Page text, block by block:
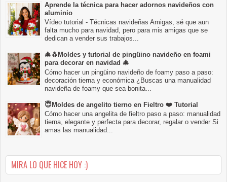
Aprende la técnica para hacer adornos navideños con
aluminio
Vídeo tutorial - Técnicas navideñas Amigas, sé que aun
falta mucho para navidad, pero para mis amigas que se
dedican a vender sus trabajos...
🎄🐧Moldes y tutorial de pingüino navideño en foami
para decorar en navidad 🎄
Cómo hacer un pingüino navideño de foamy paso a paso:
decoración tierna y económica ¿Buscas una manualidad
navideña de foamy que sea bonita...
😇Moldes de angelito tierno en Fieltro ❤️ Tutorial
Cómo hacer una angelita de fieltro paso a paso: manualidad
tierna, elegante y perfecta para decorar, regalar o vender Si
amas las manualidad...
MIRA LO QUE HICE HOY :)